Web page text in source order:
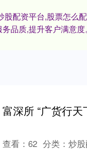
股配资平台,股票怎么
品质,提升客户满意度。
查看：62 分类：炒